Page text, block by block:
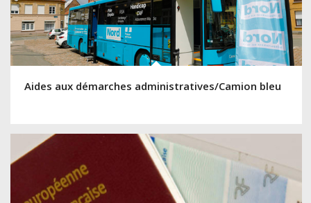
Aides aux démarches administratives/Camion bleu